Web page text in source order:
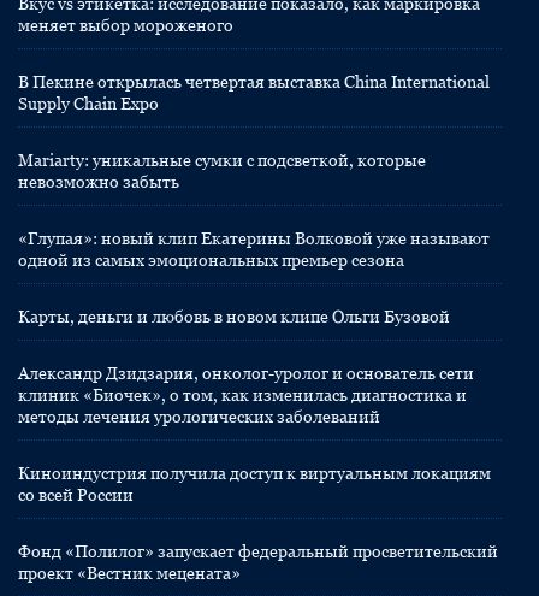
меняет выбор мороженого
В Пекине открылась четвертая выставка China International
Supply Chain Expo
Mariarty: уникальные сумки с подсветкой, которые
невозможно забыть
«Глупая»: новый клип Екатерины Волковой уже называют
одной из самых эмоциональных премьер сезона
Карты, деньги и любовь в новом клипе Ольги Бузовой
Александр Дзидзария, онколог-уролог и основатель сети
клиник «Биочек», о том, как изменилась диагностика и
методы лечения урологических заболеваний
Киноиндустрия получила доступ к виртуальным локациям
со всей России
Фонд «Полилог» запускает федеральный просветительский
проект «Вестник мецената»